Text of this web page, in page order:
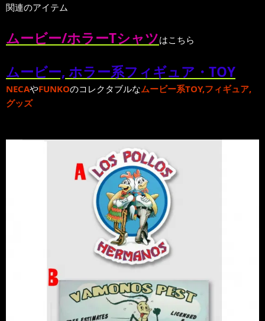
関連のアイテム
ムービー/ホラーTシャツはこちら
ムービー, ホラー系フィギュア・TOY
NECAやFUNKOのコレクタブルなムービー系TOY,フィギュア,
グッズ